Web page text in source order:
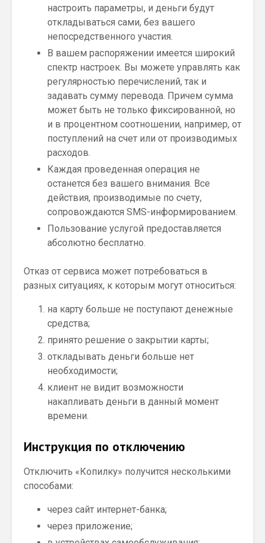
настроить параметры, и деньги будут
откладываться сами, без вашего
непосредственного участия.
В вашем распоряжении имеется широкий
спектр настроек. Вы можете управлять как
регулярностью перечислений, так и
задавать сумму перевода. Причем сумма
может быть не только фиксированной, но
и в процентном соотношении, например, от
поступлений на счет или от производимых
расходов.
Каждая проведенная операция не
останется без вашего внимания. Все
действия, производимые по счету,
сопровождаются SMS-информированием.
Пользование услугой предоставляется
абсолютно бесплатно.
Отказ от сервиса может потребоваться в
разных ситуациях, к которым могут относиться:
на карту больше не поступают денежные
средства;
принято решение о закрытии карты;
откладывать деньги больше нет
необходимости;
клиент не видит возможности
накапливать деньги в данный момент
времени.
Инструкция по отключению
Отключить «Копилку» получится несколькими
способами:
через сайт интернет-банка;
через приложение;